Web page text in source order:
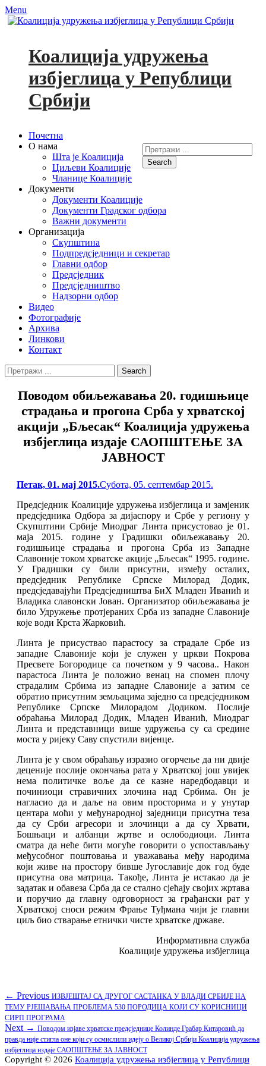
Menu
Коалиција удружења
избјеглица у Републици
Србији
Search
for:
Primary
Menu
Skip
Почетна
О нама
Шта је Коалиција
Циљеви Коалиције
Чланице Коалиције
Документи
Документи Коалиције
Документи Градског одбора
Важни документи
Организација
Скупштина
Подпредсједници и секретар
Главни одбор
Предсједник
Предсједништво
Надзорни одбор
Видео
Фотографије
Архива
Линкови
Контакт
Search
Search
for:
Поводом обиљежавања 20. годишњице
страдања и прогона Срба у хрватској
акцији „Бљесак“ Коалиција удружења
избјеглица издаје САОПШТЕЊЕ ЗА
ЈАВНОСТ
Posted
Петак, 01. мај 2015.Субота, 05. септембар 2015.
Предсједник Коалиције удружења избјеглица и замјеник
предсједника Одбора за дијаспору и Србе у региону у
Скупштини Србије Миодраг Линта присустовао je 01.
маја 2015. године у Градишки обиљежавању 20.
годишњице страдања и прогона Срба из Западне
Славоније током хрватске акције „Бљесак“ 1995. године.
У Градишки су били присутни, између осталих,
предсједник Републике Српске Милорад Додик,
предсједавајући Предсједништва БиХ Младен Иванић и
Владика славонски Јован. Организатор обиљежавања је
било Удружење протјераних Срба из западне Славоније
које води Крста Жарковић.
Линта је присуствао парастосу за страдале Србе из
западне Славоније који је служен у цркви Покрова
Пресвете Богородице са почетком у 9 часова.. Након
парастоса Линта је положио венац на спомен плочу
страдалим Србима из западне Славоније а затим се
обратио присутним земљацима заједно са предсједником
Републике Српске Милорадом Додиком. Послије
обраћања Милорад Додик, Младен Иванић, Миодраг
Линта и представници више удружења су са средине
моста у ријеку Саву спустили вијенцe.
Линта је у свом обраћању изразио огорчење да ни двије
деценије послије окончања рата у Хрватској још увијек
нема политичке воље да се казне наредбодавци и
починиоци стравичних злочина над Србима. Он је
нагласио да и даље на овим просторима и у унутар
центара моћи у међународној заједници присутна теза
да су Срби агресори и злочинци а да су Хрвати,
Бошњаци и албанци жртве и ослободиоци. Линта
сматра да неће бити могуће говорити о успостављању
међусобног поштовања и уважавања међу народима
који живе на простору бивше Југославије док год буде
присутна ова матрица. Такође, Линта је истакао да је
задатак и обавеза Срба да се стално сјећају својих жртава
и поручио да главну одговорност за грађански рат у
Хрватској сноси режим Фрање Туђмана чији је главни
циљ био стварање етнички чисте хрватске државе.
Информативна служба
Коалиције удружења избјеглица
Кретање
чланка
← Previous Previous
post:
ИЗВЈЕШТАЈ СА ДРУГОГ САСТАНКА У ВЛАДИ СРБИЈЕ НА
ТЕМУ РЈЕШАВАЊА ПРОБЛЕМА 530 ПОРОДИЦА КОЈИ СУ КОРИСНИЦИ
СИРП ПРОГРАМА
Next → Next
post:
Поводом изјаве хрватске предсједнице Колинде Грабар Китаровић да
правда није стигла оне који су осмислили идеју о Великој Србији Коалиција удружења
избјеглица издаје САОПШТЕЊЕ ЗА ЈАВНОСТ
Copyright © 2026 Коалиција удружења избјеглица у Републици